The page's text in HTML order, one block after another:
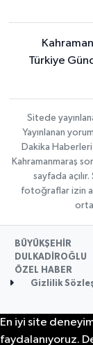
Türkiye
Sitede
Yayınlanan
Dakika
Kahramanmaraş
sayfada
fotoğraflar izin
BÜYÜKŞEHİR
DULKADİROĞLU
ÖZEL HABER
Gizlilik
En iyi site
faydalanıyoruz.